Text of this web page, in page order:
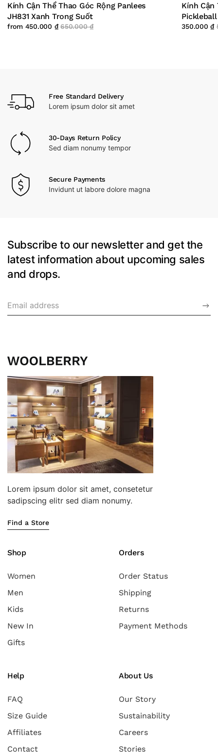
Kính Cận Thể Thao Góc Rộng Panlees
JH831 Xanh Trong Suốt
from 450.000 ₫ 650.000₫
Kính Cận
350.000₫
Free Standard Delivery
Lorem ipsum dolor sit amet
30-Days Return Policy
Sed diam nonumy tempor
Secure Payments
Invidunt ut labore dolore magna
Subscribe to our newsletter and get the
latest information about upcoming sales
and drops.
Lorem ipsum dolor sit amet, consetetur
sadipscing elitr sed diam nonumy.
Find a Store
Shop
Women
Men
Kids
New In
Gifts
Orders
Order Status
Shipping
Returns
Payment Methods
Help
FAQ
Size Guide
Affiliates
Contact
About Us
Our Story
Sustainability
Careers
Stories